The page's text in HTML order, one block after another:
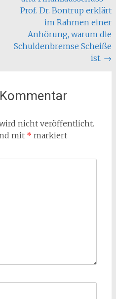
Prof. Dr. Bontrup erklärt
im Rahmen einer
Anhörung, warum die
Schuldenbremse Scheiße
ist. →
nicht veröffentlicht.
mit * markiert